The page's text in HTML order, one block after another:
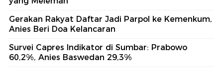
Gerakan Rakyat Daftar Jadi Parpol ke Kemenkum,
Anies Beri Doa Kelancaran
Survei Capres Indikator di Sumbar: Prabowo
60,2%, Anies Baswedan 29,3%